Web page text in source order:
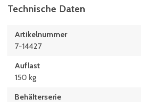
Technische Daten
Artikelnummer
7-14427
Auflast
150 kg
Behälterserie